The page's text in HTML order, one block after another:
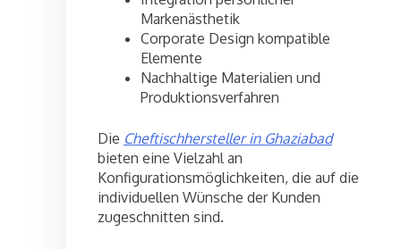
Markenästhetik
Corporate Design kompatible
Elemente
Nachhaltige Materialien und
Produktionsverfahren
Die Cheftischhersteller in Ghaziabad
bieten eine Vielzahl an
Konfigurationsmöglichkeiten, die auf die
individuellen Wünsche der Kunden
zugeschnitten sind.